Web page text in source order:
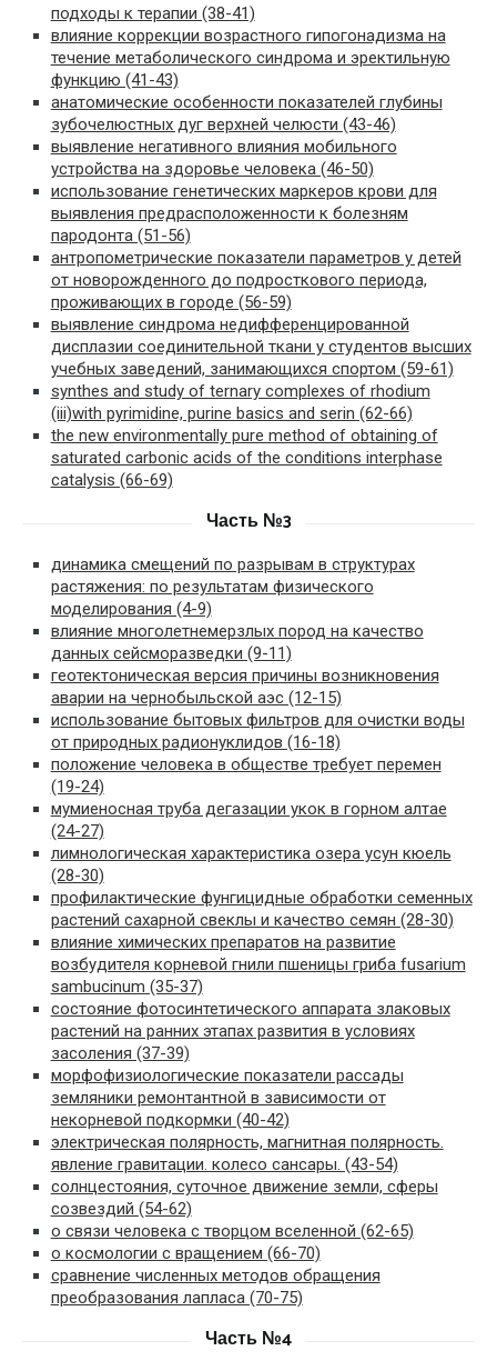
подходы к терапии (38-41)
влияние коррекции возрастного гипогонадизма на
течение метаболического синдрома и эректильную
функцию (41-43)
анатомические особенности показателей глубины
зубочелюстных дуг верхней челюсти (43-46)
выявление негативного влияния мобильного
устройства на здоровье человека (46-50)
использование генетических маркеров крови для
выявления предрасположенности к болезням
пародонта (51-56)
антропометрические показатели параметров у детей
от новорожденного до подросткового периода,
проживающих в городе (56-59)
выявление синдрома недифференцированной
дисплазии соединительной ткани у студентов высших
учебных заведений, занимающихся спортом (59-61)
synthes and study of ternary complexes of rhodium
(iii)with pyrimidine, purine basics and serin (62-66)
the new environmentally pure method of obtaining of
saturated carbonic acids of the conditions interphase
catalysis (66-69)
Часть №3
динамика смещений по разрывам в структурах
растяжения: по результатам физического
моделирования (4-9)
влияние многолетнемерзлых пород на качество
данных сейсморазведки (9-11)
геотектоническая версия причины возникновения
аварии на чернобыльской аэс (12-15)
использование бытовых фильтров для очистки воды
от природных радионуклидов (16-18)
положение человека в обществе требует перемен
(19-24)
мумиеносная труба дегазации укок в горном алтае
(24-27)
лимнологическая характеристика озера усун кюель
(28-30)
профилактические фунгицидные обработки семенных
растений сахарной свеклы и качество семян (28-30)
влияние химических препаратов на развитие
возбудителя корневой гнили пшеницы гриба fusarium
sambucinum (35-37)
состояние фотосинтетического аппарата злаковых
растений на ранних этапах развития в условиях
засоления (37-39)
морфофизиологические показатели рассады
земляники ремонтантной в зависимости от
некорневой подкормки (40-42)
электрическая полярность, магнитная полярность.
явление гравитации. колесо сансары. (43-54)
солнцестояния, суточное движение земли, сферы
созвездий (54-62)
о связи человека с творцом вселенной (62-65)
о космологии с вращением (66-70)
сравнение численных методов обращения
преобразования лапласа (70-75)
Часть №4